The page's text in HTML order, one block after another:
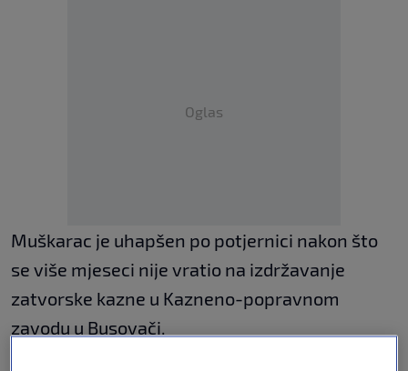
Oglas
Muškarac je uhapšen po potjernici nakon što
se više mjeseci nije vratio na izdržavanje
zatvorske kazne u Kazneno-popravnom
zavodu u Busovači.